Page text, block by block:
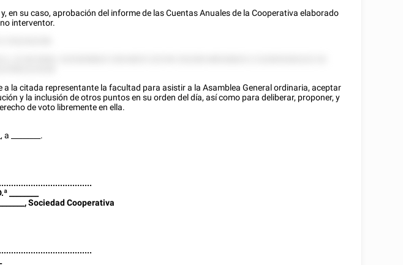
y, en su caso, aprobación del informe de las Cuentas Anuales de la Cooperativa elaborado
interventor.
a la citada representante la facultad para asistir a la Asamblea General ordinaria, aceptar
y la inclusión de otros puntos en su orden del día, así como para deliberar, proponer, y
de voto libremente en ella.
, a .
, Sociedad Cooperativa